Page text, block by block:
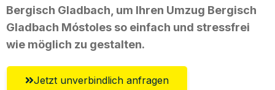
Bergisch Gladbach, um Ihren Umzug Bergisch
Gladbach Móstoles so einfach und stressfrei
wie möglich zu gestalten.
Jetzt unverbindlich anfragen